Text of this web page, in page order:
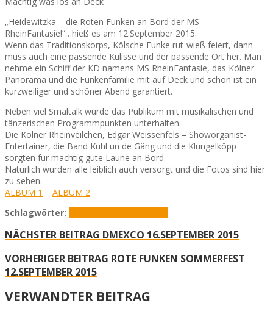
„Heidewitzka – die Roten Funken an Bord der MS-
RheinFantasie!“…hieß es am 12.September 2015.
Wenn das Traditionskorps, Kölsche Funke rut-wieß feiert, dann
muss auch eine passende Kulisse und der passende Ort her. Man
nehme ein Schiff der KD namens MS RheinFantasie, das Kölner
Panorama und die Funkenfamilie mit auf Deck und schon ist ein
kurzweiliger und schöner Abend garantiert.
Neben viel Smaltalk wurde das Publikum mit musikalischen und
tänzerischen Programmpunkten unterhalten.
Die Kölner Rheinveilchen, Edgar Weissenfels – Showorganist-
Entertainer, die Band Kuhl un de Gäng und die Klüngelköpp
sorgten für mächtig gute Laune an Bord.
Natürlich wurden alle leiblich auch versorgt und die Fotos sind hier
zu sehen.
ALBUM 1
ALBUM 2
Schlagwörter:
NÄCHSTER BEITRAG DMEXCO 16.SEPTEMBER 2015
VORHERIGER BEITRAG ROTE FUNKEN SOMMERFEST
12.SEPTEMBER 2015
VERWANDTER BEITRAG